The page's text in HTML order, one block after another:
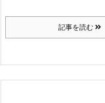
記事を読む